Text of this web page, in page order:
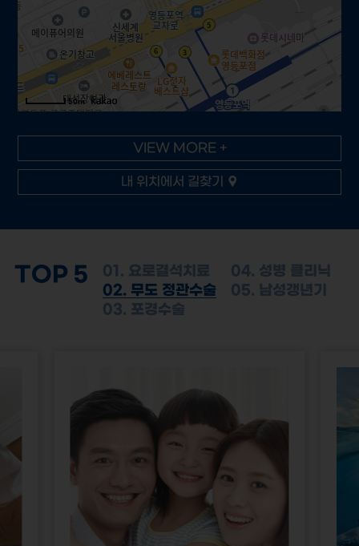
50m
VIEW MORE +
내 위치에서 길찾기
TOP 5
01. 요로결석치료
02. 무도 정관수술
03. 포경수술
04. 성병 클리닉
05. 남성갱년기